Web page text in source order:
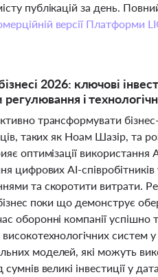
публікацій за день.
версії Платформи
2026: ключові
і
трансформувати
таких як Ноам Шазір, та
оптимізації використання
цифрових AI-
та скоротити витрати.
поки що демонструє
оборонні компанії успішно
систем
моделей, які можуть
великі інвестиції у